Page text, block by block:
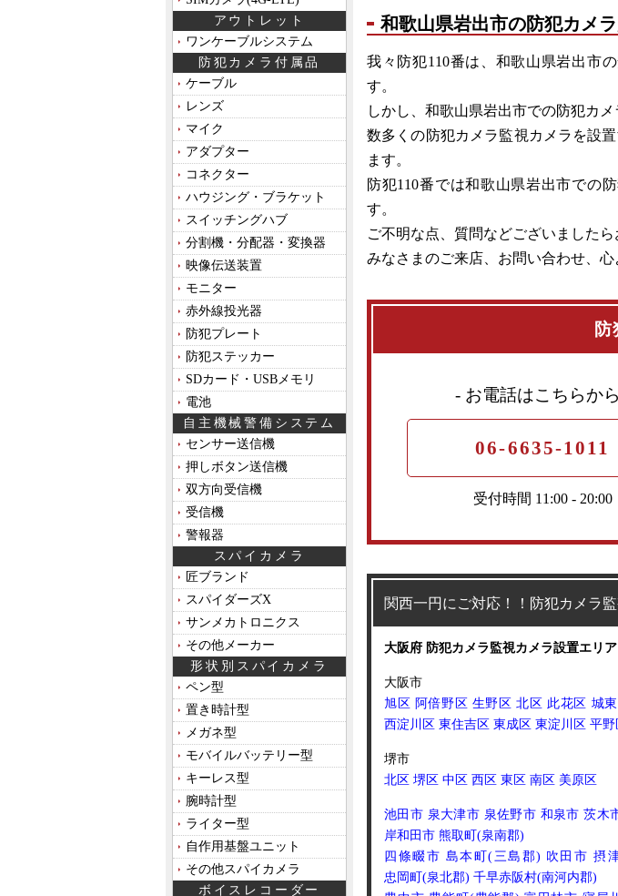
和歌山県岩出市の防犯カメ
我々防犯110番は、和歌山県岩出市
す。
しかし、和歌山県岩出市での防犯カ
数多くの防犯カメラ監視カメラを設
ます。
防犯110番では和歌山県岩出市での
す。
ご不明な点、質問などございました
みなさまのご来店、お問い合わせ、心
防
- お電話はこちらか
06-6635-1011
受付時間 11:00 - 20:00
関西一円にご対応！！防犯カメラ
大阪府 防犯カメラ監視カメラ設置エリア
大阪市
旭区 阿倍野区 生野区 北区 此花区 城
西淀川区 東住吉区 東成区 東淀川区 平野
堺市
北区 堺区 中区 西区 東区 南区 美原区
池田市 泉大津市 泉佐野市 和泉市 茨木
岸和田市 熊取町(泉南郡)
四條畷市 島本町(三島郡) 吹田市 摂
忠岡町(泉北郡) 千早赤阪村(南河内郡)
アウトレット
ワンケーブルシステム
防犯カメラ付属品
ケーブル
レンズ
マイク
アダプター
コネクター
ハウジング・ブラケット
スイッチングハブ
分割機・分配器・変換器
映像伝送装置
モニター
赤外線投光器
防犯プレート
防犯ステッカー
SDカード・USBメモリ
電池
自主機械警備システム
センサー送信機
押しボタン送信機
双方向受信機
受信機
警報器
スパイカメラ
匠ブランド
スパイダーズX
サンメカトロニクス
その他メーカー
形状別スパイカメラ
ペン型
置き時計型
メガネ型
モバイルバッテリー型
キーレス型
腕時計型
ライター型
自作用基盤ユニット
その他スパイカメラ
ボイスレコーダー